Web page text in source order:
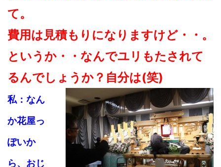
て。
費用は見積もりになりますけど・・。
というか・・なんでユリもたされて
るんでしょうか？自分は(笑)
私：なん
か花屋っ
ぽいか
ら、おじ